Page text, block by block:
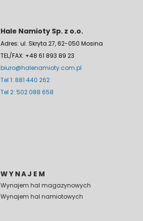
Hale Namioty Sp. z o.o.
Adres: ul. Skryta 27, 62-050 Mosina
TEL/FAX: +48 61 893 89 23
biuro@halenamioty.com.pl
Tel 1: 881 440 262
Tel 2: 502 088 658
WYNAJEM
Wynajem hal magazynowych
Wynajem hal namiotowych